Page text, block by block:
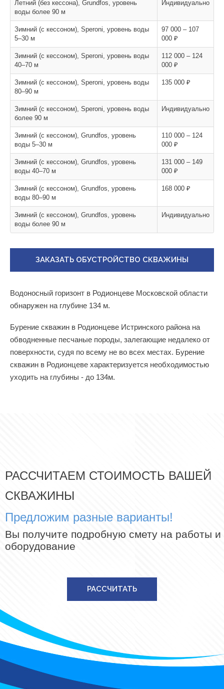
Летний (без кессона), Grundfos, уровень
воды более 90 м
Индивидуально
Зимний (с кессоном), Speroni, уровень воды
5–30 м
97 000 – 107
000 ₽
Зимний (с кессоном), Speroni, уровень воды
40–70 м
112 000 – 124
000 ₽
Зимний (с кессоном), Speroni, уровень воды
80–90 м
135 000 ₽
Зимний (с кессоном), Speroni, уровень воды
более 90 м
Индивидуально
Зимний (с кессоном), Grundfos, уровень
воды 5–30 м
110 000 – 124
000 ₽
Зимний (с кессоном), Grundfos, уровень
воды 40–70 м
131 000 – 149
000 ₽
Зимний (с кессоном), Grundfos, уровень
воды 80–90 м
168 000 ₽
Зимний (с кессоном), Grundfos, уровень
воды более 90 м
Индивидуально
ЗАКАЗАТЬ ОБУСТРОЙСТВО СКВАЖИНЫ
Водоносный горизонт в Родионцеве Московской области
обнаружен на глубине 134 м.
Бурение скважин в Родионцеве Истринского района на
обводненные песчаные породы, залегающие недалеко от
поверхности, судя по всему не во всех местах. Бурение
скважин в Родионцеве характеризуется необходимостью
уходить на глубины - до 134м.
РАССЧИТАЕМ СТОИМОСТЬ ВАШЕЙ
СКВАЖИНЫ
Предложим разные варианты!
Вы получите подробную смету на работы и
оборудование
РАССЧИТАТЬ